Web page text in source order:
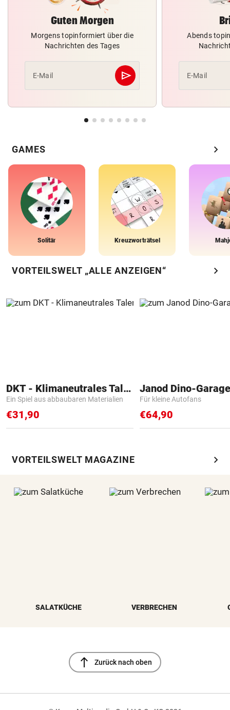
Guten Morgen
Morgens topinformiert über die
Nachrichten des Tages
E-Mail send
Abschicken
Abends
E-Mail
GAMES chevron_right
Solitär Kreuzworträtsel
VORTEILSWELT „ALLE ANZEIGEN“ chevron_right
DKT - Klimaneutrales Talent
Ein Spiel aus abbaubaren Materialien
€31,90
Janod Dino-Garage
Für kleine Autofans
€64,90
VORTEILSWELT MAGAZINE chevron_right
SALATKÜCHE VERBRECHEN
north Zurück nach oben